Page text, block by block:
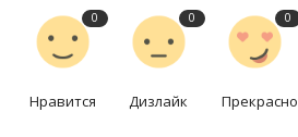
0
Нравится
0
Дизлайк
0
Прекрасно